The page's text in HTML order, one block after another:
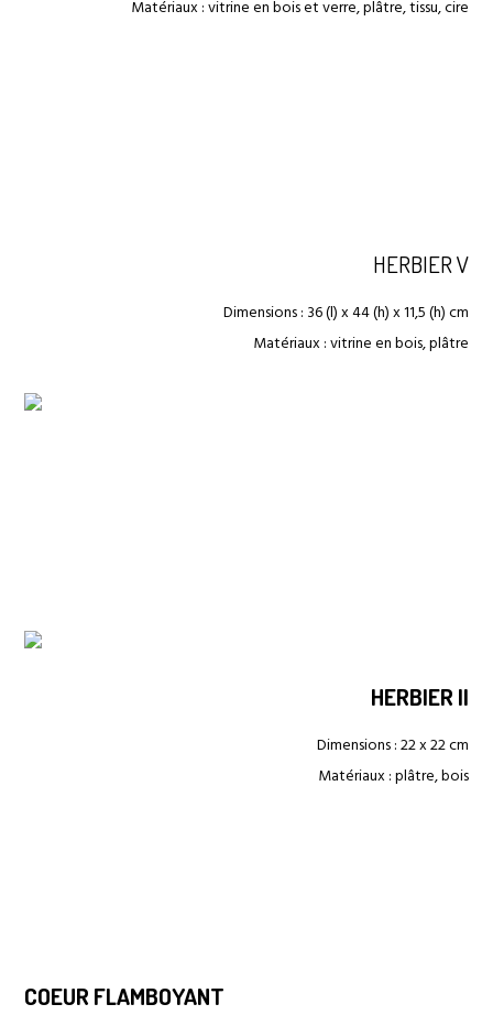
Matériaux : vitrine en bois et verre, plâtre, tissu, cire
HERBIER V
Dimensions : 36 (l) x 44 (h) x 11,5 (h) cm
Matériaux : vitrine en bois, plâtre
HERBIER II
Dimensions : 22 x 22 cm
Matériaux : plâtre, bois
COEUR FLAMBOYANT